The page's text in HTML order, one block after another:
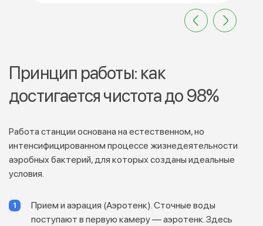
Принцип работы: как
достигается чистота до 98%
Работа станции основана на естественном, но
интенсифицированном процессе жизнедеятельности
аэробных бактерий, для которых созданы идеальные
условия.
Прием и аэрация (Аэротенк). Сточные воды
поступают в первую камеру — аэротенк. Здесь